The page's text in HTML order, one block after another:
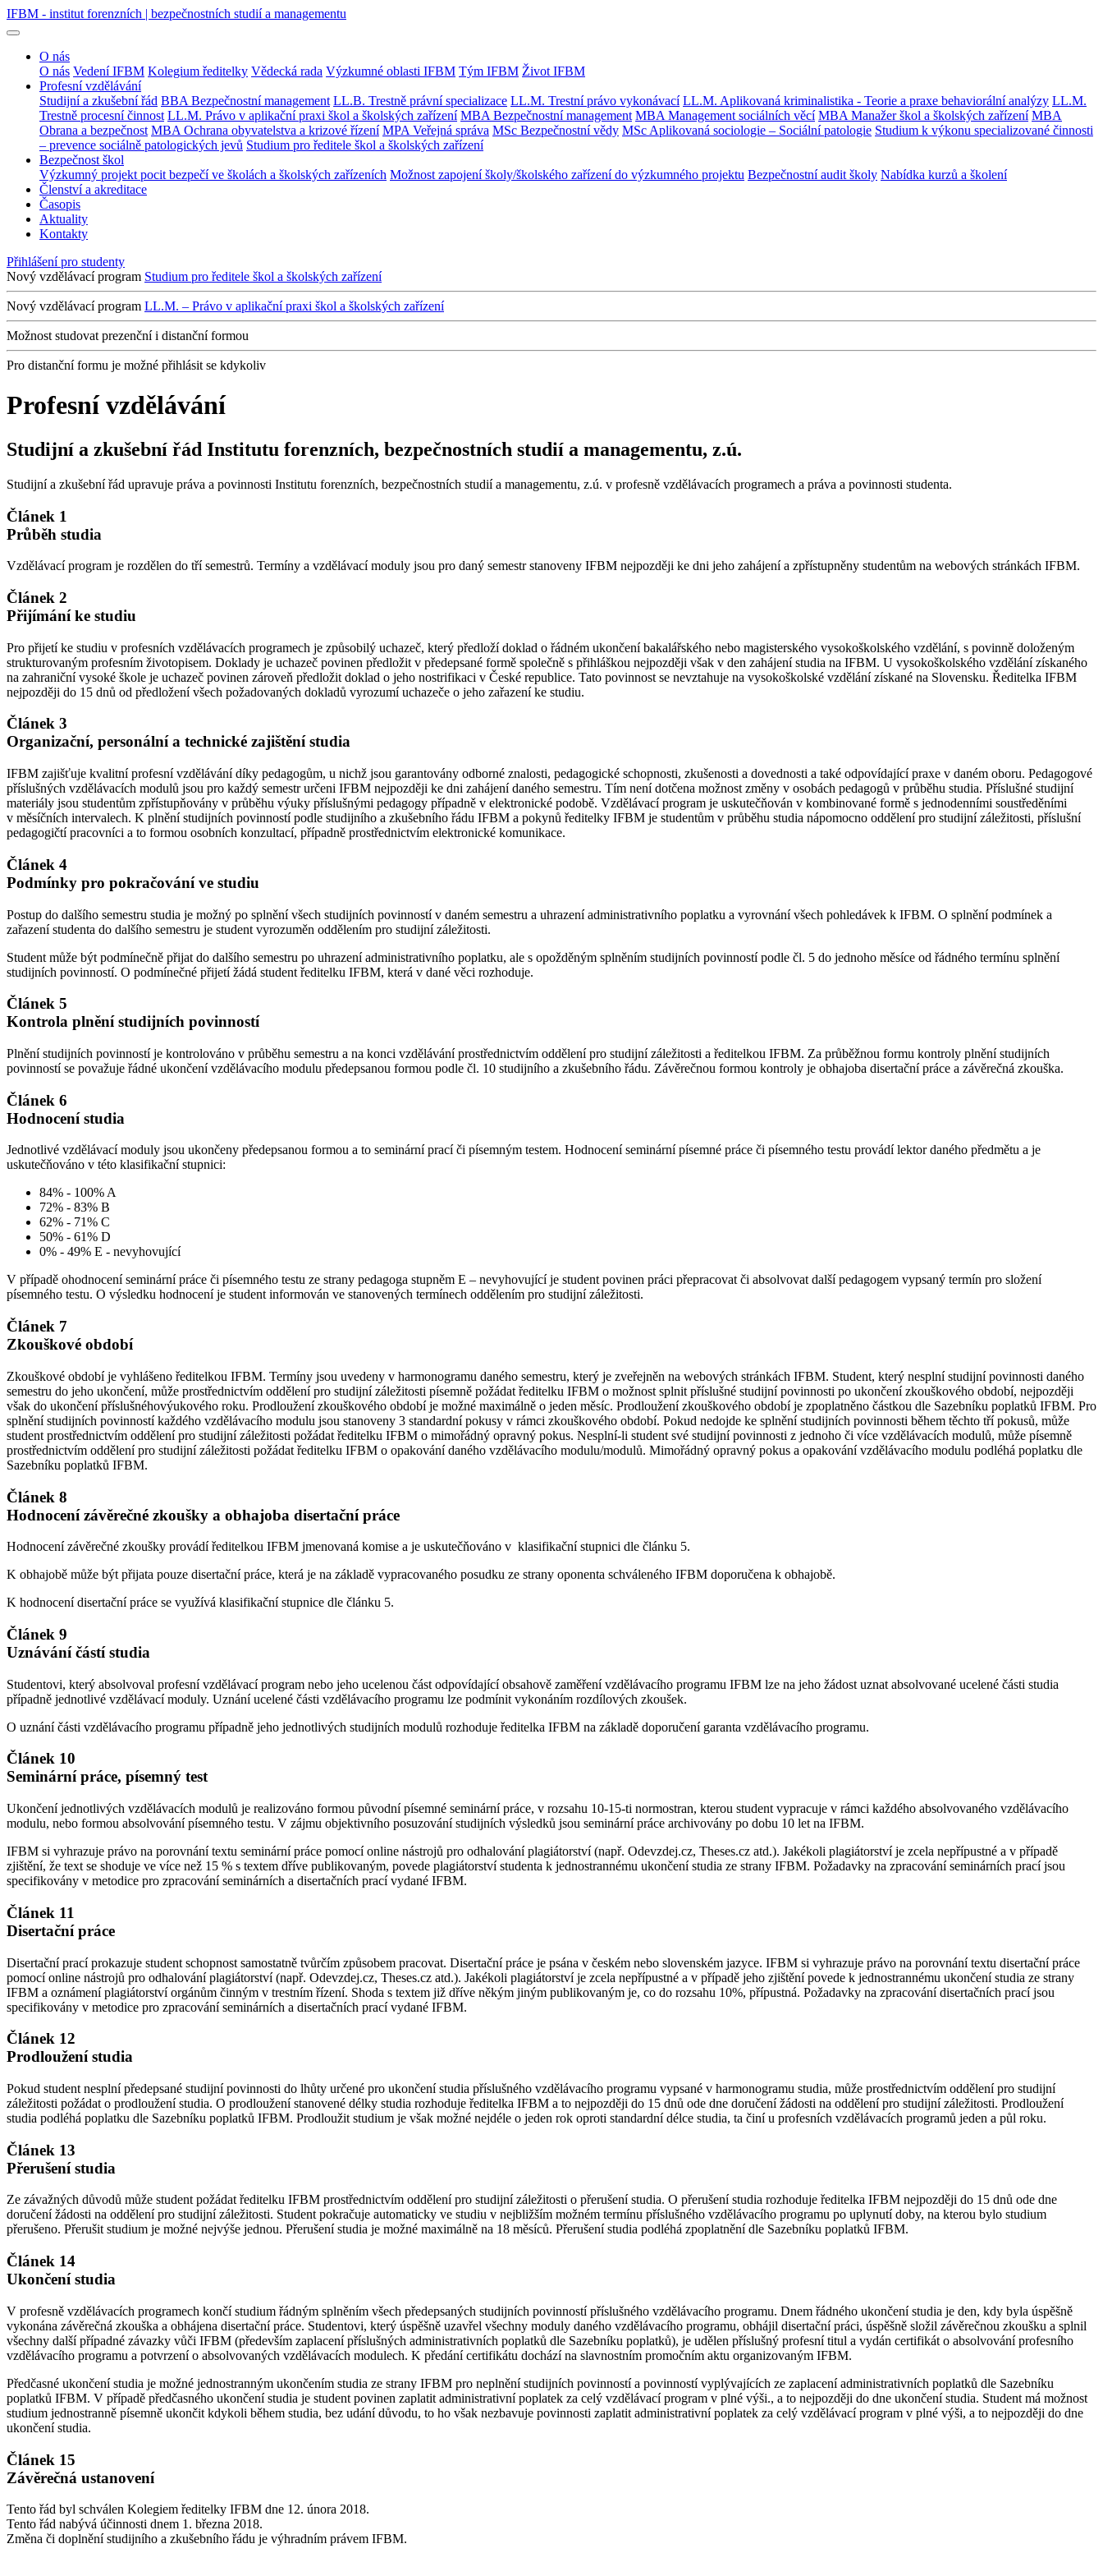
IFBM - institut forenzních | bezpečnostních studií a managementu
O nás
O nás Vedení IFBM Kolegium ředitelky Vědecká rada Výzkumné oblasti IFBM Tým IFBM Život IFBM
Profesní vzdělávání
Studijní a zkušební řád BBA Bezpečnostní management LL.B. Trestně právní specializace LL.M. Trestní právo vykonávací LL.M. Aplikovaná kriminalistika - Teorie a praxe behaviorální analýzy LL.M.
Trestně procesní činnost LL.M. Právo v aplikační praxi škol a školských zařízení MBA Bezpečnostní management MBA Management sociálních věcí MBA Manažer škol a školských zařízení MBA
Obrana a bezpečnost MBA Ochrana obyvatelstva a krizové řízení MPA Veřejná správa MSc Bezpečnostní vědy MSc Aplikovaná sociologie – Sociální patologie Studium k výkonu specializované činnosti
– prevence sociálně patologických jevů Studium pro ředitele škol a školských zařízení
Bezpečnost škol
Výzkumný projekt pocit bezpečí ve školách a školských zařízeních Možnost zapojení školy/školského zařízení do výzkumného projektu Bezpečnostní audit školy Nabídka kurzů a školení
Členství a akreditace
Časopis
Aktuality
Kontakty
Přihlášení pro studenty
Nový vzdělávací program Studium pro ředitele škol a školských zařízení
Nový vzdělávací program LL.M. – Právo v aplikační praxi škol a školských zařízení
Možnost studovat prezenční i distanční formou
Pro distanční formu je možné přihlásit se kdykoliv
Profesní vzdělávání
Studijní a zkušební řád Institutu forenzních, bezpečnostních studií a managementu, z.ú.
Studijní a zkušební řád upravuje práva a povinnosti Institutu forenzních, bezpečnostních studií a managementu, z.ú. v profesně vzdělávacích programech a práva a povinnosti studenta.
Článek 1
Průběh studia
Vzdělávací program je rozdělen do tří semestrů. Termíny a vzdělávací moduly jsou pro daný semestr stanoveny IFBM nejpozději ke dni jeho zahájení a zpřístupněny studentům na webových stránkách IFBM.
Článek 2
Přijímání ke studiu
Pro přijetí ke studiu v profesních vzdělávacích programech je způsobilý uchazeč, který předloží doklad o řádném ukončení bakalářského nebo magisterského vysokoškolského vzdělání, s povinně doloženým
strukturovaným profesním životopisem. Doklady je uchazeč povinen předložit v předepsané formě společně s přihláškou nejpozději však v den zahájení studia na IFBM. U vysokoškolského vzdělání získaného
na zahraniční vysoké škole je uchazeč povinen zároveň předložit doklad o jeho nostrifikaci v České republice. Tato povinnost se nevztahuje na vysokoškolské vzdělání získané na Slovensku. Ředitelka IFBM
nejpozději do 15 dnů od předložení všech požadovaných dokladů vyrozumí uchazeče o jeho zařazení ke studiu.
Článek 3
Organizační, personální a technické zajištění studia
IFBM zajišťuje kvalitní profesní vzdělávání díky pedagogům, u nichž jsou garantovány odborné znalosti, pedagogické schopnosti, zkušenosti a dovednosti a také odpovídající praxe v daném oboru. Pedagogové
příslušných vzdělávacích modulů jsou pro každý semestr určeni IFBM nejpozději ke dni zahájení daného semestru. Tím není dotčena možnost změny v osobách pedagogů v průběhu studia. Příslušné studijní
materiály jsou studentům zpřístupňovány v průběhu výuky příslušnými pedagogy případně v elektronické podobě. Vzdělávací program je uskutečňován v kombinované formě s jednodenními soustředěními
v měsíčních intervalech. K plnění studijních povinností podle studijního a zkušebního řádu IFBM a pokynů ředitelky IFBM je studentům v průběhu studia nápomocno oddělení pro studijní záležitosti, příslušní
pedagogičtí pracovníci a to formou osobních konzultací, případně prostřednictvím elektronické komunikace.
Článek 4
Podmínky pro pokračování ve studiu
Postup do dalšího semestru studia je možný po splnění všech studijních povinností v daném semestru a uhrazení administrativního poplatku a vyrovnání všech pohledávek k IFBM. O splnění podmínek a
zařazení studenta do dalšího semestru je student vyrozuměn oddělením pro studijní záležitosti.
Student může být podmínečně přijat do dalšího semestru po uhrazení administrativního poplatku, ale s opožděným splněním studijních povinností podle čl. 5 do jednoho měsíce od řádného termínu splnění
studijních povinností. O podmínečné přijetí žádá student ředitelku IFBM, která v dané věci rozhoduje.
Článek 5
Kontrola plnění studijních povinností
Plnění studijních povinností je kontrolováno v průběhu semestru a na konci vzdělávání prostřednictvím oddělení pro studijní záležitosti a ředitelkou IFBM. Za průběžnou formu kontroly plnění studijních
povinností se považuje řádné ukončení vzdělávacího modulu předepsanou formou podle čl. 10 studijního a zkušebního řádu. Závěrečnou formou kontroly je obhajoba disertační práce a závěrečná zkouška.
Článek 6
Hodnocení studia
Jednotlivé vzdělávací moduly jsou ukončeny předepsanou formou a to seminární prací či písemným testem. Hodnocení seminární písemné práce či písemného testu provádí lektor daného předmětu a je
uskutečňováno v této klasifikační stupnici:
84% - 100% A
72% - 83% B
62% - 71% C
50% - 61% D
0% - 49% E - nevyhovující
V případě ohodnocení seminární práce či písemného testu ze strany pedagoga stupněm E – nevyhovující je student povinen práci přepracovat či absolvovat další pedagogem vypsaný termín pro složení
písemného testu. O výsledku hodnocení je student informován ve stanovených termínech oddělením pro studijní záležitosti.
Článek 7
Zkouškové období
Zkouškové období je vyhlášeno ředitelkou IFBM. Termíny jsou uvedeny v harmonogramu daného semestru, který je zveřejněn na webových stránkách IFBM. Student, který nesplní studijní povinnosti daného
semestru do jeho ukončení, může prostřednictvím oddělení pro studijní záležitosti písemně požádat ředitelku IFBM o možnost splnit příslušné studijní povinnosti po ukončení zkouškového období, nejpozději
však do ukončení příslušnéhovýukového roku. Prodloužení zkouškového období je možné maximálně o jeden měsíc. Prodloužení zkouškového období je zpoplatněno částkou dle Sazebníku poplatků IFBM. Pro
splnění studijních povinností každého vzdělávacího modulu jsou stanoveny 3 standardní pokusy v rámci zkouškového období. Pokud nedojde ke splnění studijních povinnosti během těchto tří pokusů, může
student prostřednictvím oddělení pro studijní záležitosti požádat ředitelku IFBM o mimořádný opravný pokus. Nesplní-li student své studijní povinnosti z jednoho či více vzdělávacích modulů, může písemně
prostřednictvím oddělení pro studijní záležitosti požádat ředitelku IFBM o opakování daného vzdělávacího modulu/modulů. Mimořádný opravný pokus a opakování vzdělávacího modulu podléhá poplatku dle
Sazebníku poplatků IFBM.
Článek 8
Hodnocení závěrečné zkoušky a obhajoba disertační práce
Hodnocení závěrečné zkoušky provádí ředitelkou IFBM jmenovaná komise a je uskutečňováno v klasifikační stupnici dle článku 5.
K obhajobě může být přijata pouze disertační práce, která je na základě vypracovaného posudku ze strany oponenta schváleného IFBM doporučena k obhajobě.
K hodnocení disertační práce se využívá klasifikační stupnice dle článku 5.
Článek 9
Uznávání částí studia
Studentovi, který absolvoval profesní vzdělávací program nebo jeho ucelenou část odpovídající obsahově zaměření vzdělávacího programu IFBM lze na jeho žádost uznat absolvované ucelené části studia
případně jednotlivé vzdělávací moduly. Uznání ucelené části vzdělávacího programu lze podmínit vykonáním rozdílových zkoušek.
O uznání části vzdělávacího programu případně jeho jednotlivých studijních modulů rozhoduje ředitelka IFBM na základě doporučení garanta vzdělávacího programu.
Článek 10
Seminární práce, písemný test
Ukončení jednotlivých vzdělávacích modulů je realizováno formou původní písemné seminární práce, v rozsahu 10-15-ti normostran, kterou student vypracuje v rámci každého absolvovaného vzdělávacího
modulu, nebo formou absolvování písemného testu. V zájmu objektivního posuzování studijních výsledků jsou seminární práce archivovány po dobu 10 let na IFBM.
IFBM si vyhrazuje právo na porovnání textu seminární práce pomocí online nástrojů pro odhalování plagiátorství (např. Odevzdej.cz, Theses.cz atd.). Jakékoli plagiátorství je zcela nepřípustné a v případě
zjištění, že text se shoduje ve více než 15 % s textem dříve publikovaným, povede plagiátorství studenta k jednostrannému ukončení studia ze strany IFBM. Požadavky na zpracování seminárních prací jsou
specifikovány v metodice pro zpracování seminárních a disertačních prací vydané IFBM.
Článek 11
Disertační práce
Disertační prací prokazuje student schopnost samostatně tvůrčím způsobem pracovat. Disertační práce je psána v českém nebo slovenském jazyce. IFBM si vyhrazuje právo na porovnání textu disertační práce
pomocí online nástrojů pro odhalování plagiátorství (např. Odevzdej.cz, Theses.cz atd.). Jakékoli plagiátorství je zcela nepřípustné a v případě jeho zjištění povede k jednostrannému ukončení studia ze strany
IFBM a oznámení plagiátorství orgánům činným v trestním řízení. Shoda s textem již dříve někým jiným publikovaným je, co do rozsahu 10%, přípustná. Požadavky na zpracování disertačních prací jsou
specifikovány v metodice pro zpracování seminárních a disertačních prací vydané IFBM.
Článek 12
Prodloužení studia
Pokud student nesplní předepsané studijní povinnosti do lhůty určené pro ukončení studia příslušného vzdělávacího programu vypsané v harmonogramu studia, může prostřednictvím oddělení pro studijní
záležitosti požádat o prodloužení studia. O prodloužení stanovené délky studia rozhoduje ředitelka IFBM a to nejpozději do 15 dnů ode dne doručení žádosti na oddělení pro studijní záležitosti. Prodloužení
studia podléhá poplatku dle Sazebníku poplatků IFBM. Prodloužit studium je však možné nejdéle o jeden rok oproti standardní délce studia, ta činí u profesních vzdělávacích programů jeden a půl roku.
Článek 13
Přerušení studia
Ze závažných důvodů může student požádat ředitelku IFBM prostřednictvím oddělení pro studijní záležitosti o přerušení studia. O přerušení studia rozhoduje ředitelka IFBM nejpozději do 15 dnů ode dne
doručení žádosti na oddělení pro studijní záležitosti. Student pokračuje automaticky ve studiu v nejbližším možném termínu příslušného vzdělávacího programu po uplynutí doby, na kterou bylo studium
přerušeno. Přerušit studium je možné nejvýše jednou. Přerušení studia je možné maximálně na 18 měsíců. Přerušení studia podléhá zpoplatnění dle Sazebníku poplatků IFBM.
Článek 14
Ukončení studia
V profesně vzdělávacích programech končí studium řádným splněním všech předepsaných studijních povinností příslušného vzdělávacího programu. Dnem řádného ukončení studia je den, kdy byla úspěšně
vykonána závěrečná zkouška a obhájena disertační práce. Studentovi, který úspěšně uzavřel všechny moduly daného vzdělávacího programu, obhájil disertační práci, úspěšně složil závěrečnou zkoušku a splnil
všechny další případné závazky vůči IFBM (především zaplacení příslušných administrativních poplatků dle Sazebníku poplatků), je udělen příslušný profesní titul a vydán certifikát o absolvování profesního
vzdělávacího programu a potvrzení o absolvovaných vzdělávacích modulech. K předání certifikátu dochází na slavnostním promočním aktu organizovaným IFBM.
Předčasné ukončení studia je možné jednostranným ukončením studia ze strany IFBM pro neplnění studijních povinností a povinností vyplývajících ze zaplacení administrativních poplatků dle Sazebníku
poplatků IFBM. V případě předčasného ukončení studia je student povinen zaplatit administrativní poplatek za celý vzdělávací program v plné výši., a to nejpozději do dne ukončení studia. Student má možnost
studium jednostranně písemně ukončit kdykoli během studia, bez udání důvodu, to ho však nezbavuje povinnosti zaplatit administrativní poplatek za celý vzdělávací program v plné výši, a to nejpozději do dne
ukončení studia.
Článek 15
Závěrečná ustanovení
Tento řád byl schválen Kolegiem ředitelky IFBM dne 12. února 2018.
Tento řád nabývá účinnosti dnem 1. března 2018.
Změna či doplnění studijního a zkušebního řádu je výhradním právem IFBM.